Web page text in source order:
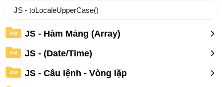
JS - toLocaleUpperCase()
WM JS - Hàm Mảng (Array)
WM JS - (Date/Time)
WM JS - Câu lệnh - Vòng lặp